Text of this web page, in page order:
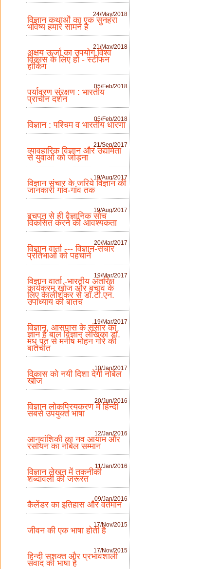
24/May/2018
विज्ञान कथाओं का एक सुनहरा
भविष्य हमारे सामने है
21/May/2018
अक्षय ऊर्जा का उपयोग विश्व
विकास के लिए हो - स्टीफन
हॉकिंग
05/Feb/2018
पर्यावरण संरक्षण : भारतीय
प्राचीन दर्शन
05/Feb/2018
विज्ञान : पश्चिम व भारतीय धारणा
21/Sep/2017
व्यावहारिक विज्ञान और उद्यमिता
से युवाओं को जोड़ना
19/Aug/2017
विज्ञान संचार के जरिये विज्ञान की
जानकारी गांव-गांव तक
19/Aug/2017
बचपन से ही वैज्ञानिक सोच
विकसित करने की आवश्यकता
20/Mar/2017
विज्ञान वार्ता --- विज्ञान-संचार
प्रतिभाओं को पहचानें
19/Mar/2017
विज्ञान वार्ता -भारतीय अंतरिक्ष
कार्यक्रम खोज और बचाव के
लिए कालीशंकर से डॉ.टी.एन.
उपाध्याय की बातच
19/Mar/2017
विज्ञान, आसपास के संसार का
ज्ञान है बाल विज्ञान लेखिका डॉ.
मधु पंत से मनीष मोहन गोरे की
बातचीत
10/Jan/2017
विकास को नयी दिशा देगी नोबेल
खोज
20/Jun/2016
विज्ञान लोकप्रियकरण में हिन्दी
सबसे उपयुक्त भाषा
12/Jan/2016
आनुवांशिकी का नव आयाम और
रसायन का नोबेल सम्मान
11/Jan/2016
विज्ञान लेखन में तकनीकी
शब्दावली की जरूरत
09/Jan/2016
कैलेंडर का इतिहास और वर्तमान
17/Nov/2015
जीवन की एक भाषा होती है
17/Nov/2015
हिन्दी सशक्त और प्रभावशाली
संवाद की भाषा है